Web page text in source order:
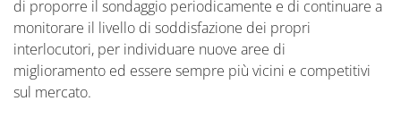
di proporre il sondaggio periodicamente e di continuare a
monitorare il livello di soddisfazione dei propri
interlocutori, per individuare nuove aree di
miglioramento ed essere sempre più vicini e competitivi
sul mercato.